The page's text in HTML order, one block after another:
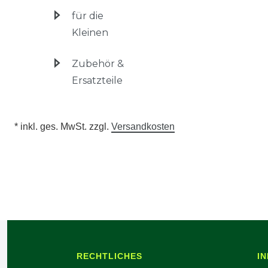
für die
Kleinen
Zubehör &
Ersatzteile
* inkl. ges. MwSt. zzgl. Versandkosten
RECHTLICHES